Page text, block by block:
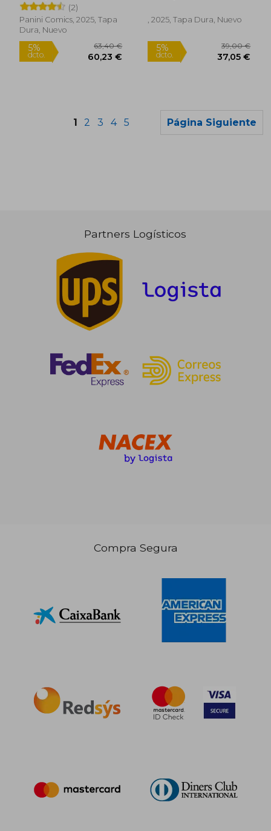
5%
(2)
Panini Comics, 2025, Tapa
Dura, Nuevo
, 2025, Tapa Dura, Nuevo
1 2 3 4 5 Página Siguiente
Partners Logísticos
Compra Segura